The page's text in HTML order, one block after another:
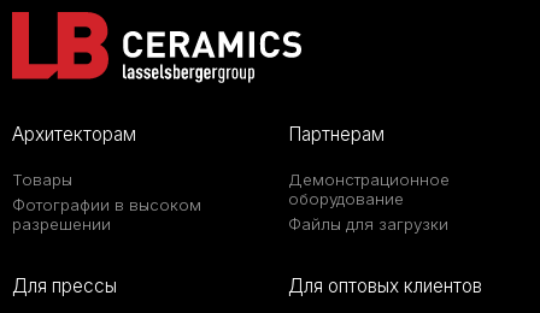
Архитекторам
Товары
Фотографии в высоком
разрешении
Партнерам
Демонстрационное
оборудование
Файлы для загрузки
Для прессы Для оптовых клиентов